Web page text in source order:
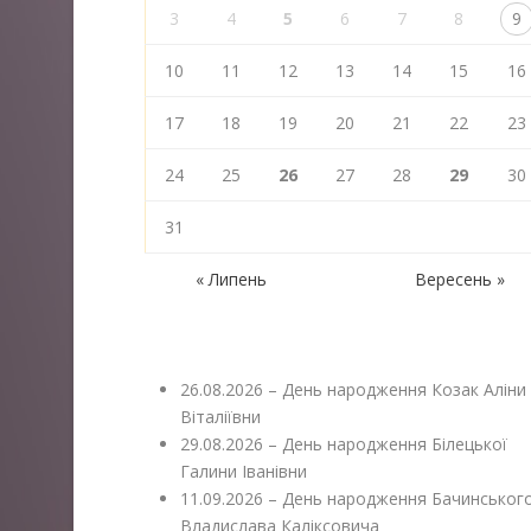
3 4 5 6 7 8 9
10 11 12 13 14 15 16
17 18 19 20 21 22 23
24 25 26 27 28 29 30
31
« Липень Вересень »
26.08.2026 – День народження Козак Аліни
Віталіївни
29.08.2026 – День народження Білецької
Галини Іванівни
11.09.2026 – День народження
Владислава Каліксовича